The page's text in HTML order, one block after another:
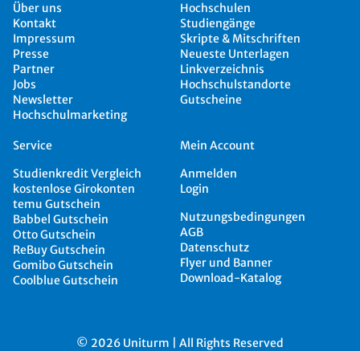
Über uns
Kontakt
Impressum
Presse
Partner
Jobs
Newsletter
Hochschulmarketing
Hochschulen
Studiengänge
Skripte & Mitschriften
Neueste Unterlagen
Linkverzeichnis
Hochschulstandorte
Gutscheine
Service
Studienkredit Vergleich
kostenlose Girokonten
temu Gutschein
Babbel Gutschein
Otto Gutschein
ReBuy Gutschein
Gomibo Gutschein
Coolblue Gutschein
Mein Account
Anmelden
Login
Nutzungsbedingungen
AGB
Datenschutz
Flyer und Banner
Download-Katalog
© 2026 Uniturm | All Rights Reserved